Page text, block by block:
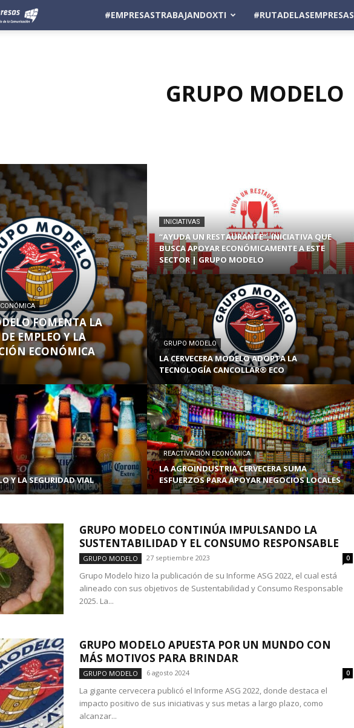
#EMPRESASTRABAJANDOXTI #RUTADELASEMPRESAS
GRUPO MODELO
FOMENTA LA
EMPLEO Y LA
ECONÓMICA
Y LA SEGURIDAD VIAL
INICIATIVAS
“AYUDA UN RESTAURANTE”, INICIATIVA QUE
BUSCA APOYAR ECONÓMICAMENTE A ESTE
SECTOR | GRUPO MODELO
GRUPO MODELO
LA CERVECERA MODELO ADOPTA LA
TECNOLOGÍA CANCOLLAR® ECO
REACTIVACIÓN ECONÓMICA
LA AGROINDUSTRIA CERVECERA SUMA
ESFUERZOS PARA APOYAR NEGOCIOS LOCALES
GRUPO MODELO CONTINÚA IMPULSANDO LA
SUSTENTABILIDAD Y EL CONSUMO RESPONSABLE
GRUPO MODELO 27 septiembre 2023 0
Grupo Modelo hizo la publicación de su Informe ASG 2022, el cual está
alineado con sus objetivos de Sustentabilidad y Consumo Responsable
2025. La...
GRUPO MODELO APUESTA POR UN MUNDO CON
MÁS MOTIVOS PARA BRINDAR
GRUPO MODELO 6 agosto 2024 0
La gigante cervecera publicó el Informe ASG 2022, donde destaca el
impacto positivo de sus iniciativas y sus metas a largo plazo, como
alcanzar...